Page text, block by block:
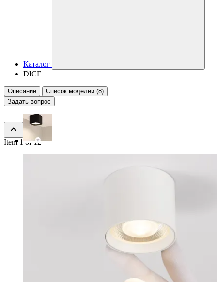
Каталог
DICE
Описание
Список моделей (8)
Задать вопрос
Item 1 of 12